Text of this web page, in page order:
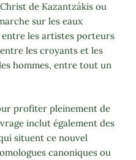
de Kazantzákis ou
sur les eaux
entre les artistes porteurs
les croyants et les
hommes, entre tout un
profiter pleinement de
inclut également des
situent ce nouvel
canoniques ou